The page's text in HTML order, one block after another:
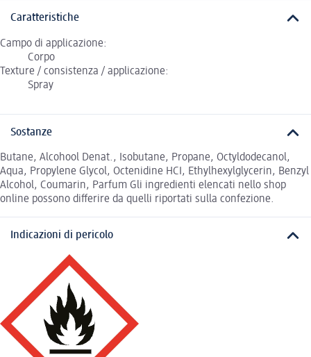
Caratteristiche
Campo di applicazione:
Corpo
Texture / consistenza / applicazione:
Spray
Sostanze
Butane, Alcohool Denat., Isobutane, Propane, Octyldodecanol,
Aqua, Propylene Glycol, Octenidine HCI, Ethylhexylglycerin, Benzyl
Alcohol, Coumarin, Parfum Gli ingredienti elencati nello shop
online possono differire da quelli riportati sulla confezione.
Indicazioni di pericolo